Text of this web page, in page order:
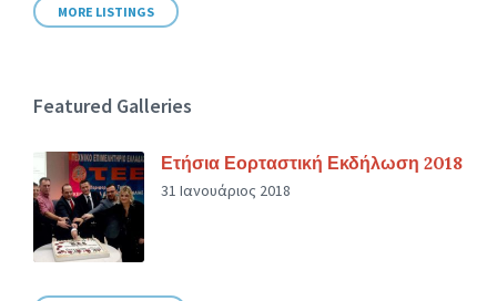
MORE LISTINGS
Featured Galleries
Ετήσια Εορταστική Εκδήλωση 2018
31 Ιανουάριος 2018